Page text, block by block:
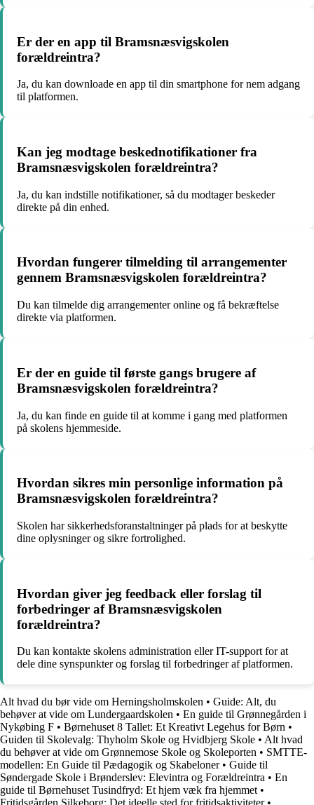
Er der en app til Bramsnæsvigskolen
forældreintra?
Ja, du kan downloade en app til din smartphone for nem adgang
til platformen.
Kan jeg modtage beskednotifikationer fra
Bramsnæsvigskolen forældreintra?
Ja, du kan indstille notifikationer, så du modtager beskeder
direkte på din enhed.
Hvordan fungerer tilmelding til arrangementer
gennem Bramsnæsvigskolen forældreintra?
Du kan tilmelde dig arrangementer online og få bekræftelse
direkte via platformen.
Er der en guide til første gangs brugere af
Bramsnæsvigskolen forældreintra?
Ja, du kan finde en guide til at komme i gang med platformen
på skolens hjemmeside.
Hvordan sikres min personlige information på
Bramsnæsvigskolen forældreintra?
Skolen har sikkerhedsforanstaltninger på plads for at beskytte
dine oplysninger og sikre fortrolighed.
Hvordan giver jeg feedback eller forslag til
forbedringer af Bramsnæsvigskolen
forældreintra?
Du kan kontakte skolens administration eller IT-support for at
dele dine synspunkter og forslag til forbedringer af platformen.
Alt hvad du bør vide om Herningsholmskolen • Guide: Alt, du
behøver at vide om Lundergaardskolen • En guide til Grønnegården i
Nykøbing F • Børnehuset 8 Tallet: Et Kreativt Legehus for Børn •
Guiden til Skolevalg: Thyholm Skole og Hvidbjerg Skole • Alt hvad
du behøver at vide om Grønnemose Skole og Skoleporten • SMTTE-
modellen: En Guide til Pædagogik og Skabeloner• Guide til
Søndergade Skole i Brønderslev: Elevintra og Forældreintra • En
guide til Børnehuset Tusindfryd: Et hjem væk fra hjemmet•